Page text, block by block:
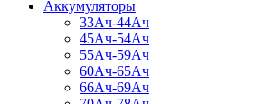
Аккумуляторы
33Ач-44Ач
45Ач-54Ач
55Ач-59Ач
60Ач-65Ач
66Ач-69Ач